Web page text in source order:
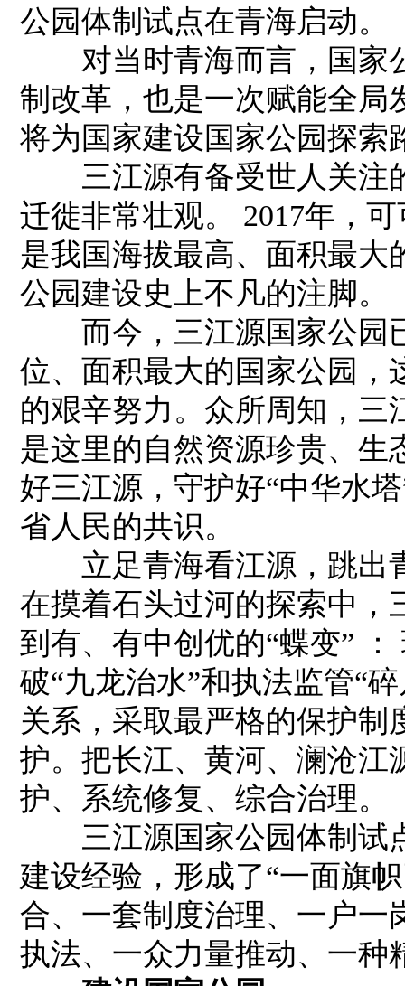
公园体制试点在青海启动。
对当时青海而言，国家
制改革，也是一次赋能全局
将为国家建设国家公园探索
三江源有备受世人关注
迁徙非常壮观。 2017年，
是我国海拔最高、面积最大
公园建设史上不凡的注脚。
而今，三江源国家公园
位、面积最大的国家公园，
的艰辛努力。众所周知，三
是这里的自然资源珍贵、生
好三江源，守护好“中华水
省人民的共识。
立足青海看江源，跳出
在摸着石头过河的探索中，
到有、有中创优的“蝶变”
破“九龙治水”和执法监管“
关系，采取最严格的保护制
护。把长江、黄河、澜沧江
护、系统修复、综合治理。
三江源国家公园体制试
建设经验，形成了“一面旗
合、一套制度治理、一户一
执法、一众力量推动、一种